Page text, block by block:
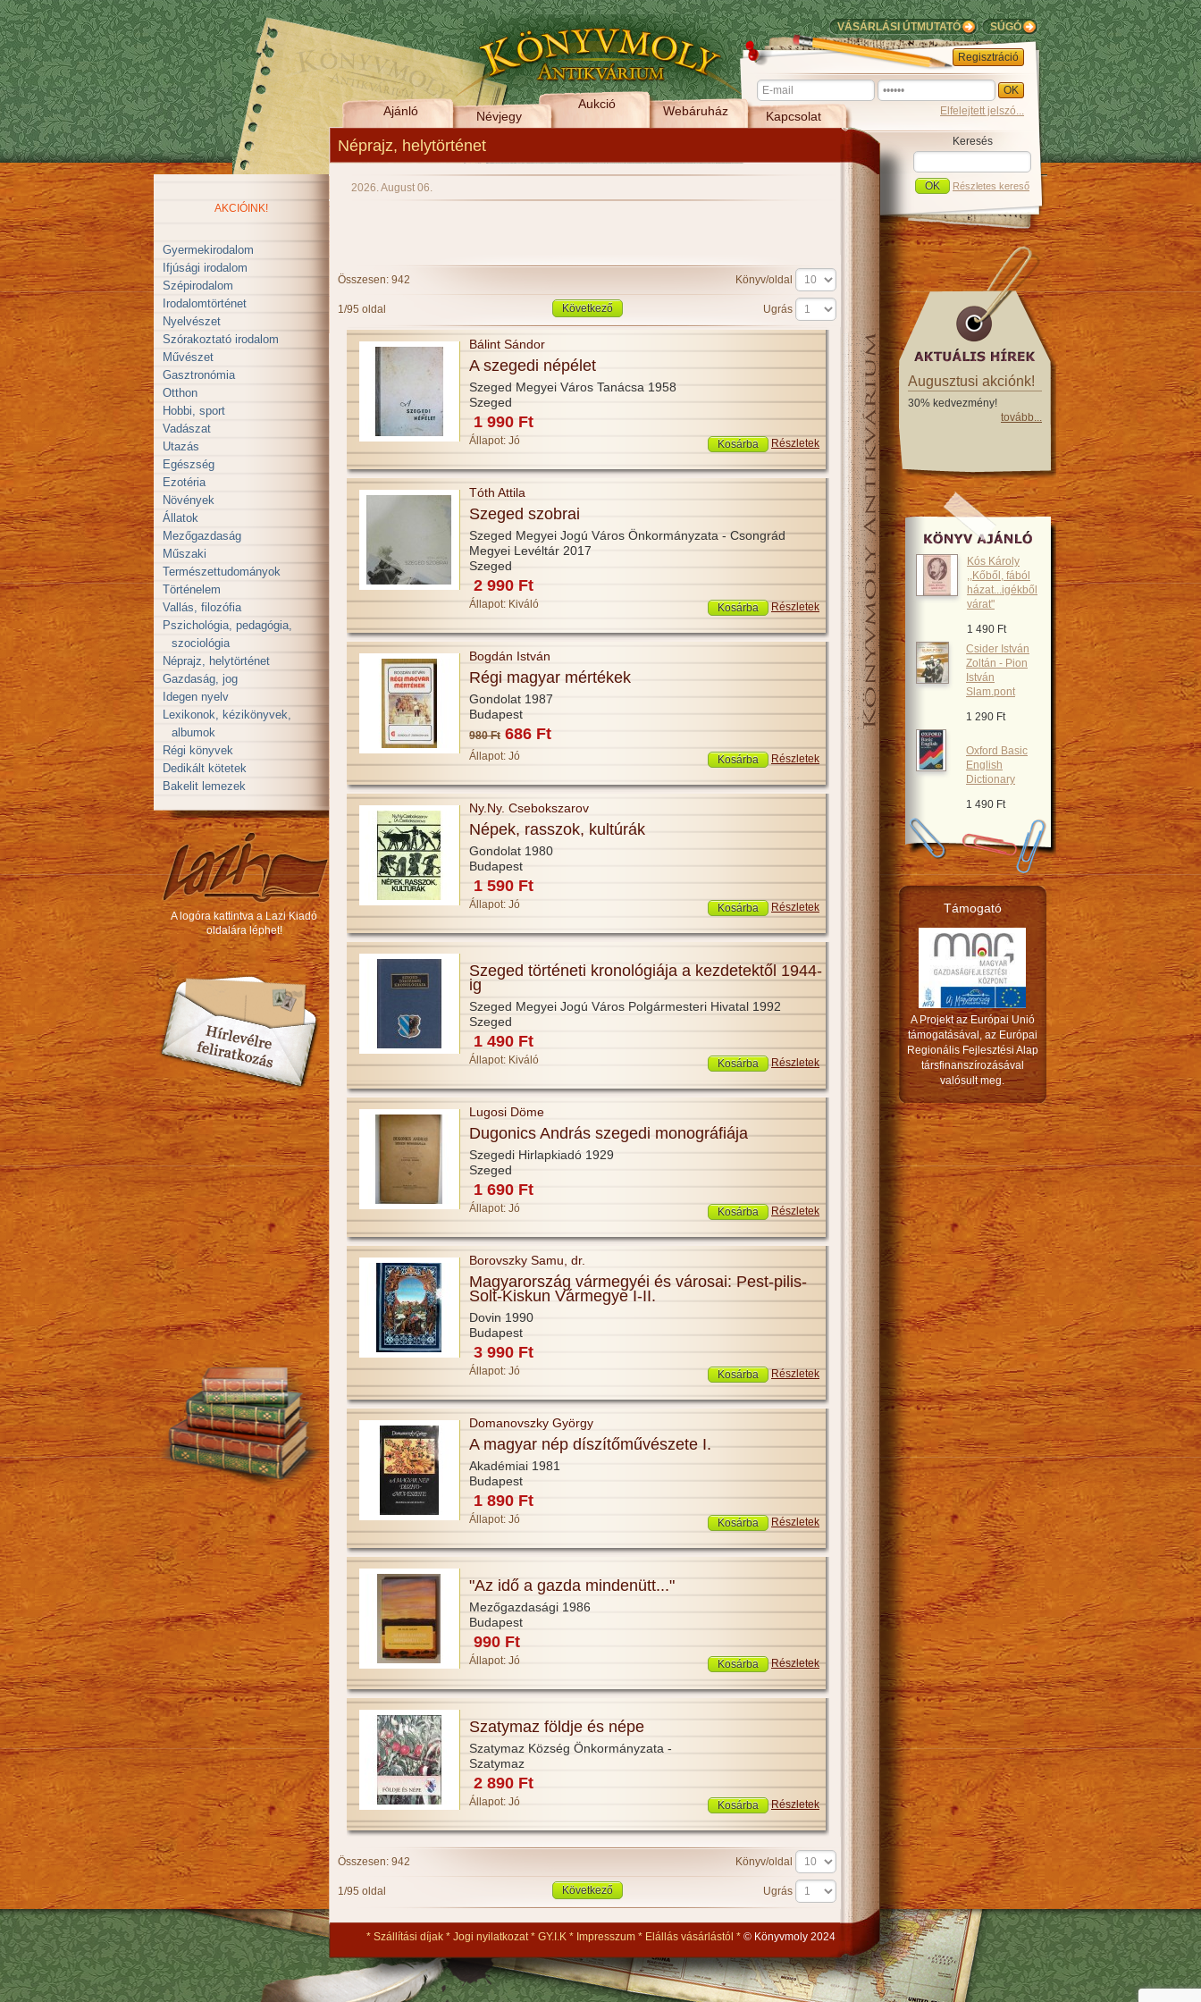
SÚGÓ
VÁSÁRLÁSI ÚTMUTATÓ
Regisztráció
Elfelejtett jelszó...
Ajánló Névjegy
Aukció Webáruház Kapcsolat
Néprajz, helytörténet Keresés
Részletes kereső
AKCIÓINK!
Gyermekirodalom
Ifjúsági irodalom
Szépirodalom
Irodalomtörténet
Nyelvészet
Szórakoztató irodalom
Művészet
Gasztronómia
Otthon
Hobbi, sport
Vadászat
Utazás
Egészség
Ezotéria
Növények
Állatok
Mezőgazdaság
Műszaki
Természettudományok
Történelem
Vallás, filozófia
Pszichológia, pedagógia,
szociológia
Néprajz, helytörténet
Gazdaság, jog
Idegen nyelv
Lexikonok, kézikönyvek,
albumok
Régi könyvek
Dedikált kötetek
Bakelit lemezek
A logóra kattintva a Lazi Kiadó
oldalára léphet!
Augusztusi akciónk!
30% kedvezmény!
tovább...
Kós Károly
,,Kőből, fából
házat...igékből
várat"
1 490 Ft
Csider István
Zoltán - Pion
István
Slam.pont
1 290 Ft
Oxford Basic
English
Dictionary
1 490 Ft
Támogató
A Projekt az Európai Unió
támogatásával, az Európai
Regionális Fejlesztési Alap
társfinanszírozásával
valósult meg.
2026. August 06.
Összesen: 942 Könyv/oldal
1/95 oldal Következő Ugrás
Bálint Sándor
A szegedi népélet
Szeged Megyei Város Tanácsa 1958
Szeged
1 990 Ft
Állapot: Jó Részletek
Tóth Attila
Szeged szobrai
Szeged Megyei Jogú Város Önkormányzata - Csongrád
Megyei Levéltár 2017
Szeged
2 990 Ft
Állapot: Kiváló Részletek
Bogdán István
Régi magyar mértékek
Gondolat 1987
Budapest
980 Ft 686 Ft
Állapot: Jó Részletek
Ny.Ny. Csebokszarov
Népek, rasszok, kultúrák
Gondolat 1980
Budapest
1 590 Ft
Állapot: Jó Részletek
Szeged történeti kronológiája a kezdetektől 1944-
ig
Szeged Megyei Jogú Város Polgármesteri Hivatal 1992
Szeged
1 490 Ft
Állapot: Kiváló Részletek
Lugosi Döme
Dugonics András szegedi monográfiája
Szegedi Hirlapkiadó 1929
Szeged
1 690 Ft
Állapot: Jó Részletek
Borovszky Samu, dr.
Magyarország vármegyéi és városai: Pest-pilis-
Solt-Kiskun Vármegye I-II.
Dovin 1990
Budapest
3 990 Ft
Állapot: Jó Részletek
Domanovszky György
A magyar nép díszítőművészete I.
Akadémiai 1981
Budapest
1 890 Ft
Állapot: Jó Részletek
"Az idő a gazda mindenütt..."
Mezőgazdasági 1986
Budapest
990 Ft
Állapot: Jó Részletek
Szatymaz földje és népe
Szatymaz Község Önkormányzata -
Szatymaz
2 890 Ft
Állapot: Jó Részletek
Összesen: 942 Könyv/oldal
1/95 oldal Következő Ugrás
Szállítási díjak Jogi nyilatkozat GY.I.K Impresszum Elállás vásárlástól © Könyvmoly 2024